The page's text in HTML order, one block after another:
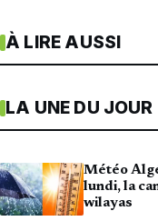
À LIRE AUSSI
LA UNE DU JOUR
Météo
lundi, la
wilayas